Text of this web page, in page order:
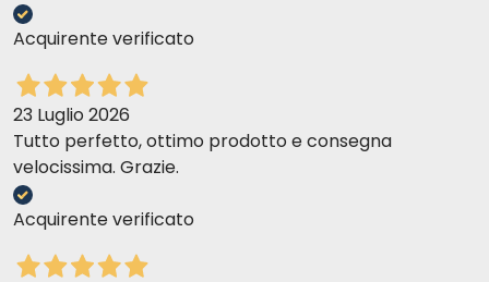
Acquirente verificato
23 Luglio 2026
Tutto perfetto, ottimo prodotto e consegna
velocissima. Grazie.
Acquirente verificato